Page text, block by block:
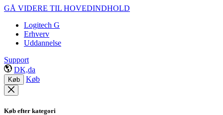
GÅ VIDERE TIL HOVEDINDHOLD
Logitech G
Erhverv
Uddannelse
Support
DK,da
Køb Køb
Køb efter kategori